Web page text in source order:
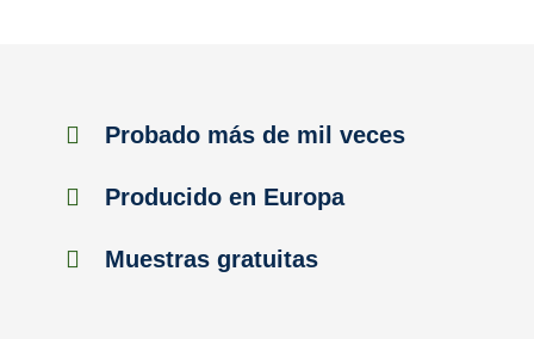
Probado más de mil veces
Producido en Europa
Muestras gratuitas